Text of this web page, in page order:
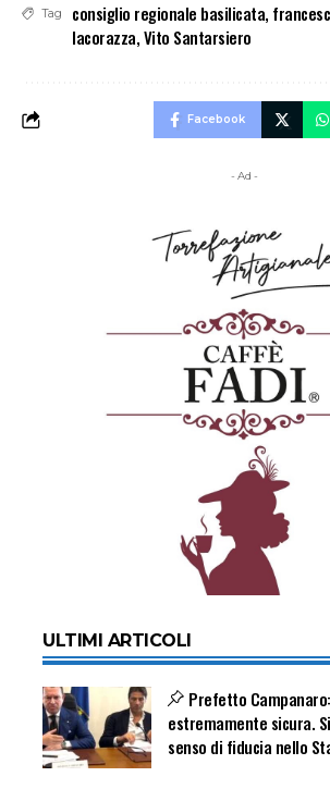
Tag consiglio regionale basilicata,
lacorazza,Vito Santarsiero
Facebook
- Ad -
ULTIMI ARTICOLI
Prefetto
estremamente sicura.
senso di fiducia nello